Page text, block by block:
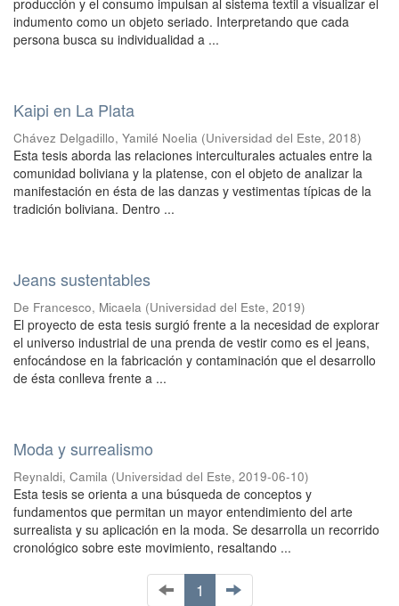
producción y el consumo impulsan al sistema textil a visualizar el
indumento como un objeto seriado. Interpretando que cada
persona busca su individualidad a ...
Kaipi en La Plata
Chávez Delgadillo, Yamilé Noelia (Universidad del Este, 2018)
Esta tesis aborda las relaciones interculturales actuales entre la
comunidad boliviana y la platense, con el objeto de analizar la
manifestación en ésta de las danzas y vestimentas típicas de la
tradición boliviana. Dentro ...
Jeans sustentables
De Francesco, Micaela (Universidad del Este, 2019)
El proyecto de esta tesis surgió frente a la necesidad de explorar
el universo industrial de una prenda de vestir como es el jeans,
enfocándose en la fabricación y contaminación que el desarrollo
de ésta conlleva frente a ...
Moda y surrealismo
Reynaldi, Camila (Universidad del Este, 2019-06-10)
Esta tesis se orienta a una búsqueda de conceptos y
fundamentos que permitan un mayor entendimiento del arte
surrealista y su aplicación en la moda. Se desarrolla un recorrido
cronológico sobre este movimiento, resaltando ...
1